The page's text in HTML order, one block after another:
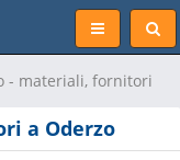
- materiali, fornitori
a Oderzo